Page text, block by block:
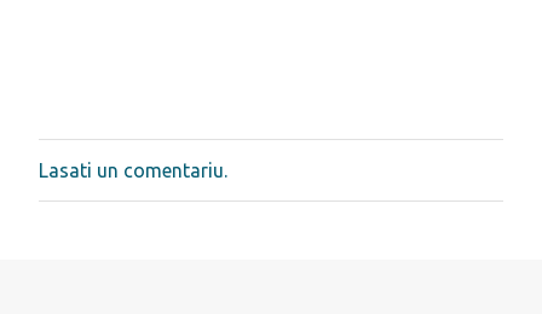
T
r
Lasati un comentariu.